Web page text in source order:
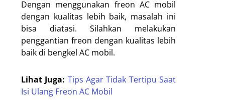
Dengan menggunakan freon AC mobil
dengan kualitas lebih baik, masalah ini
bisa diatasi. Silahkan melakukan
penggantian freon dengan kualitas lebih
baik di bengkel AC mobil.
Lihat Juga: Tips Agar Tidak Tertipu Saat
Isi Ulang Freon AC Mobil